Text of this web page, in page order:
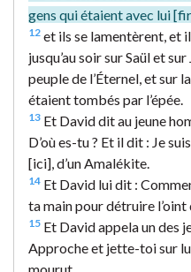
gens qui étaient avec lui
12 et ils se lamentèrent, et
jusqu’au soir sur Saül et
peuple de l’Éternel, et sur
étaient tombés par l’épée.
13 Et David dit au jeune
D’où es-tu ? Et il dit : Je
[ici], d’un Amalékite.
14 Et David lui dit :
ta main pour détruire l’oint
15 Et David appela un des
Approche et jette-toi sur
mourut.